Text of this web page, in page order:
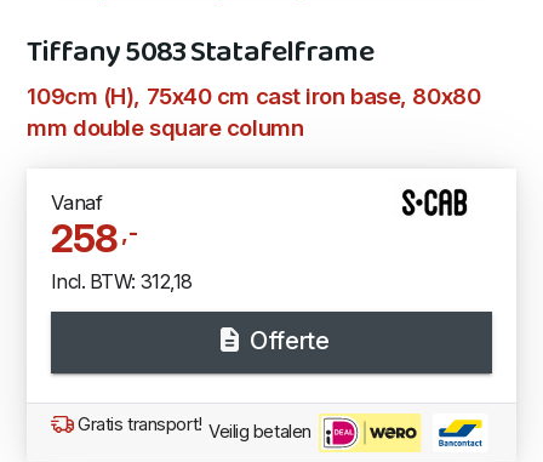
Tiffany 5083 Statafelframe
109cm (H), 75x40 cm cast iron base, 80x80
mm double square column
Vanaf
258,-
Incl. BTW: 312,18
Offerte
Gratis transport! Veilig betalen